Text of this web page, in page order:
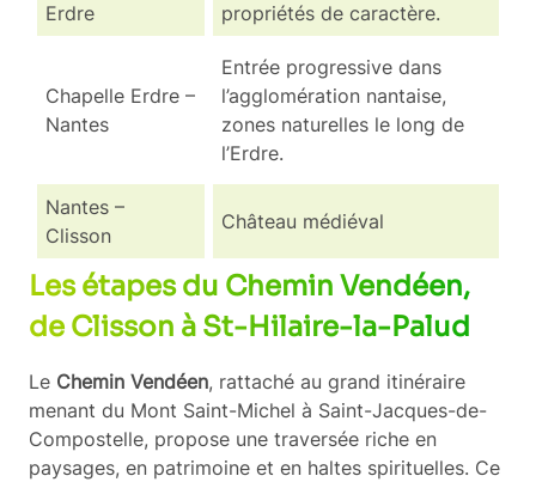
Erdre
propriétés de caractère.
Chapelle Erdre –
Nantes
Entrée progressive dans
l’agglomération nantaise,
zones naturelles le long de
l’Erdre.
Nantes –
Clisson
Château médiéval
Les étapes du Chemin Vendéen,
de Clisson à St-Hilaire-la-Palud
Le Chemin Vendéen, rattaché au grand itinéraire
menant du Mont Saint-Michel à Saint-Jacques-de-
Compostelle, propose une traversée riche en
paysages, en patrimoine et en haltes spirituelles. Ce